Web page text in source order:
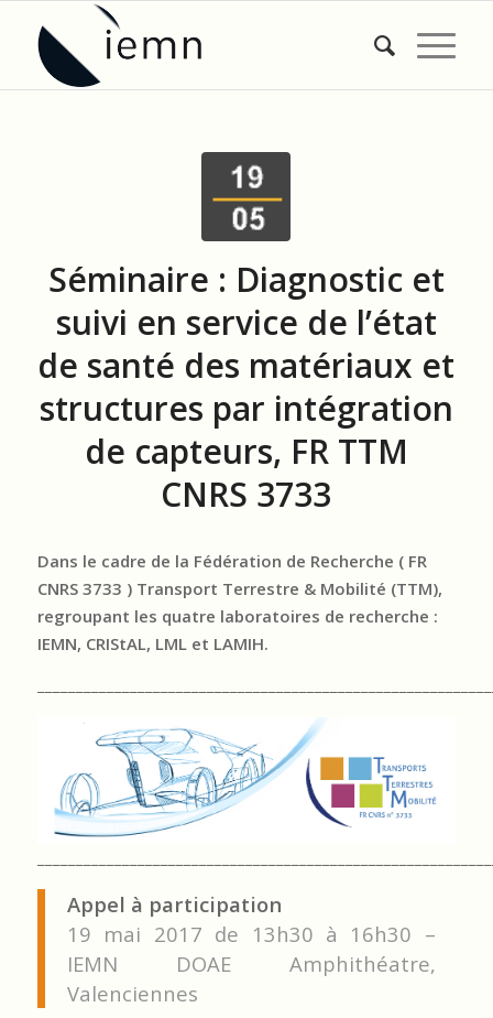
Séminaire : Diagnostic et
suivi en service de l’état
de santé des matériaux et
structures par intégration
de capteurs, FR TTM
CNRS 3733
Dans le cadre de la Fédération de Recherche ( FR
CNRS 3733 ) Transport Terrestre & Mobilité (TTM),
regroupant les quatre laboratoires de recherche :
IEMN, CRIStAL, LML et LAMIH.
Appel à participation
19 mai 2017 de 13h30 à 16h30 –
IEMN DOAE Amphithéatre,
Valenciennes